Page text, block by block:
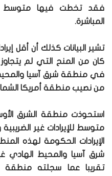
فقد تخطت فيها متوسط
المباشرة.
تشير البيانات كذلك أن أقل
في منطقة شرق آسيا
من نصيب منطقة أمريكا الشمالية
استحوذت منطقة الشرق
الإيرادات الحكومة لهذه
شرق آسيا والمحيط الهادي
تقريبا عما سجلته منطقة